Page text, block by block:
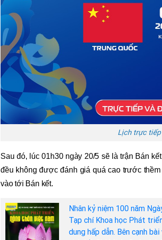
Lịch trực tiếp
Sau đó, lúc 01h30 ngày 20/5 sẽ là trận Bán
đều không được đánh giá quá cao trước
vào tới Bán kết.
Nhân kỷ niệm 100 năm
Tạp chí Khoa học Phát
dung hấp dẫn. Bên cạnh